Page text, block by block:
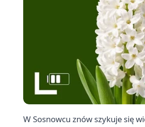
W Sosnowcu znów szykuje się